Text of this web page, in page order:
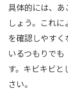
具体的には、
しょう。これ
を確認しやすく
いるつもりで
す。キビキビ
さい。